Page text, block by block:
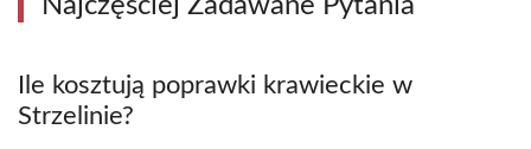
Najczęściej Zadawane Pytania
Ile kosztują poprawki krawieckie w
Strzelinie?